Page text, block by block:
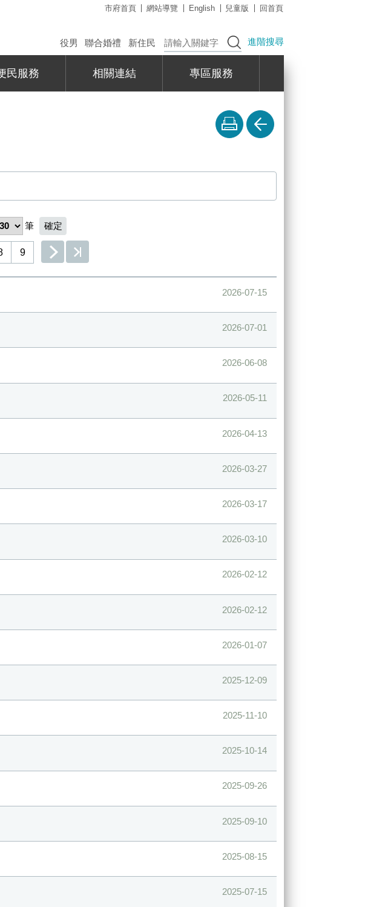
市府首頁 網站導覽 English 兒童版 回首頁
役男 聯合婚禮 新住民 進階搜尋
民服務 相關連結 專區服務
筆
9
2026-07-15
2026-07-01
2026-06-08
2026-05-11
2026-04-13
2026-03-27
2026-03-17
2026-03-10
2026-02-12
2026-02-12
2026-01-07
2025-12-09
2025-11-10
2025-10-14
2025-09-26
2025-09-10
2025-08-15
2025-07-15